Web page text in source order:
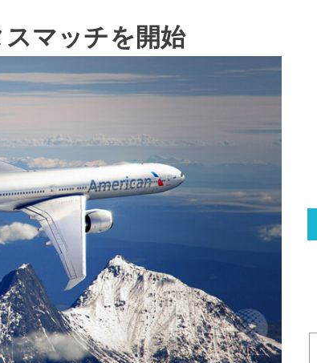
マッチを開始